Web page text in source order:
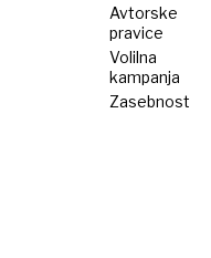
Avtorske
pravice
Volilna
kampanja
Zasebnost